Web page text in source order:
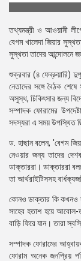
প্রেস
রিলিজ
প্রকাশনা
গ্যালারি
বিএনপি-
জামায়াত
সহিংসতা
সংগঠন
নির্বাচনী
ইশতেহার
তথ্যমন্ত্রী ও আওয়ামী
বেগম খালেদা জিয়ার
সুস্থতা তাদের আন্দোলনে
শুক্রবার (৪ ফেব্রুয়ারি)
নেতাদের সঙ্গে বৈঠক
অসুস্থ, চিকিৎসার জন্য
সম্পাদক ফোরামের
সদস্যরা এ সময় উপস্থিত
ড. হাছান বলেন, 'বেগম
নেওয়ার জন্য তাদের
ডাক্তাররা। ডাক্তাররা
তা আর্থরাইটিসসহ
কোনও ডাক্তার কি কখনও
সাহেব হতাশ হয়ে আবোল-
বাড়ি ফিরে যান। তারা
সম্পাদক ফোরামের
ফোরাম অনেক জনপ্রিয়